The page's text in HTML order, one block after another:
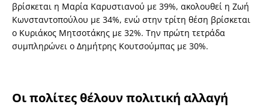
βρίσκεται η Μαρία Καρυστιανού με 39%, ακολουθεί η Ζωή
Κωνσταντοπούλου με 34%, ενώ στην τρίτη θέση βρίσκεται
ο Κυριάκος Μητσοτάκης με 32%. Την πρώτη τετράδα
συμπληρώνει ο Δημήτρης Κουτσούμπας με 30%.
Οι πολίτες θέλουν πολιτική αλλαγή